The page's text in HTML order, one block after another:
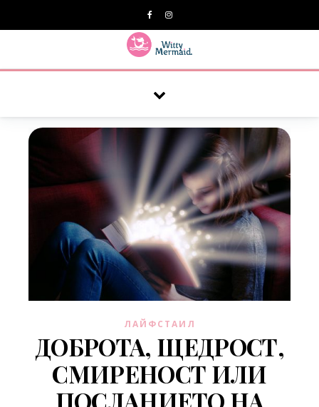
ЛАЙФСТАИЛ
ДОБРОТА, ЩЕДРОСТ,
СМИРЕНОСТ ИЛИ
ПОСЛАНИЕТО НА